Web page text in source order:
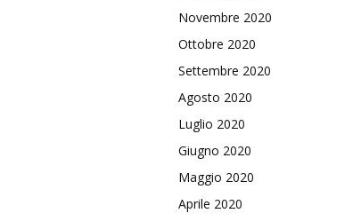
Novembre 2020
Ottobre 2020
Settembre 2020
Agosto 2020
Luglio 2020
Giugno 2020
Maggio 2020
Aprile 2020